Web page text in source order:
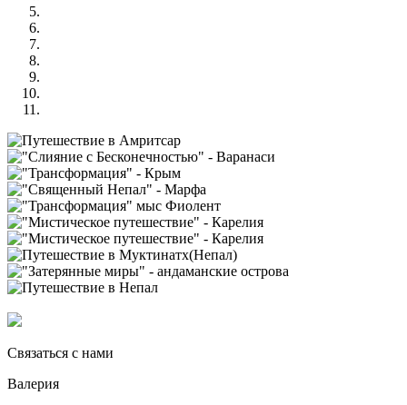
Связаться с нами
Валерия